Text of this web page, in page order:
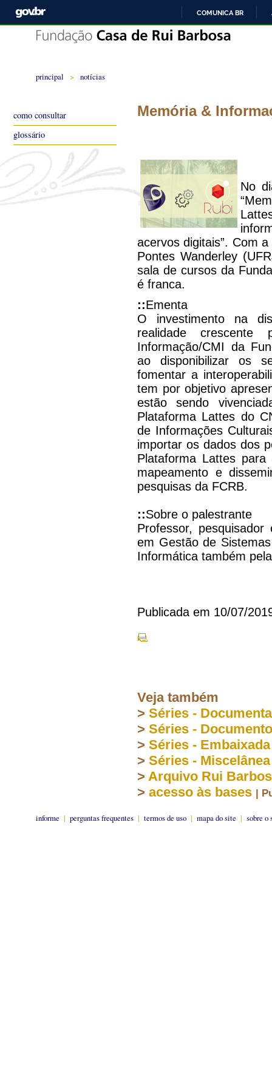
COMUNICA BR
principal > notícias
Memória &
No
acervos digitais”. Com
Pontes Wanderley
sala de cursos da
é franca.
::Ementa
O investimento na
realidade
Informação/CMI da
ao disponibilizar os
fomentar a
tem por objetivo
estão sendo
Plataforma Lattes do
de Informações
importar os dados dos
Plataforma Lattes
mapeamento e
pesquisas da FCRB.
::Sobre o palestrante
Professor,
em Gestão de
Informática também
Publicada em 10/07/
Veja também
> Séries -
> Séries -
> Séries -
> Séries - Miscelânea
> Arquivo Rui
> acesso às bases |
informe | perguntas frequentes | termos de uso | mapa do site | sobre o
como consultar
glossário